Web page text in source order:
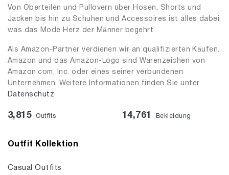
Von Oberteilen und Pullovern über Hosen, Shorts und
Jacken bis hin zu Schuhen und Accessoires ist alles dabei,
was das Mode Herz der Männer begehrt.
Als Amazon-Partner verdienen wir an qualifizierten Käufen.
Amazon und das Amazon-Logo sind Warenzeichen von
Amazon.com, Inc. oder eines seiner verbundenen
Unternehmen. Weitere Informationen finden Sie unter
Datenschutz
3,815 Outfits 14,761 Bekleidung
Outfit Kollektion
Casual Outfits